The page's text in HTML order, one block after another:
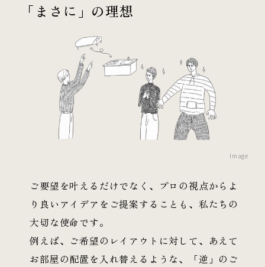
「まさに」の理想
Image
ご要望を叶えるだけでなく、プロの視点からよ
り良いアイデアをご提案することも、私たちの
大切な使命です。
例えば、ご希望のレイアウトに対して、あえて
お部屋の配置を入れ替えるような、「逆」のご